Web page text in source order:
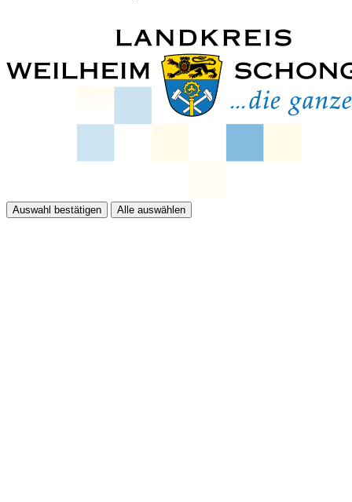
Auswahl bestätigen Alle auswählen